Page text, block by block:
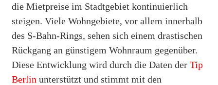
die Mietpreise im Stadtgebiet kontinuierlich
steigen. Viele Wohngebiete, vor allem innerhalb
des S-Bahn-Rings, sehen sich einem drastischen
Rückgang an günstigem Wohnraum gegenüber.
Diese Entwicklung wird durch die Daten der Tip
Berlin unterstützt und stimmt mit den